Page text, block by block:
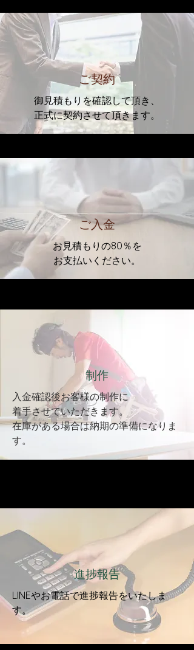
​ご契約
御見積もりを確認して頂き、
​正式に契約させて頂きます。
ご入金
お見積もりの80％を
お支払いください。
制作
入金確認後お客様の制作に
着手させていただきます。
​在庫がある場合は納期の準備になりま
す。
進捗報告
LINEやお電話で進捗報告をいたしま
す。